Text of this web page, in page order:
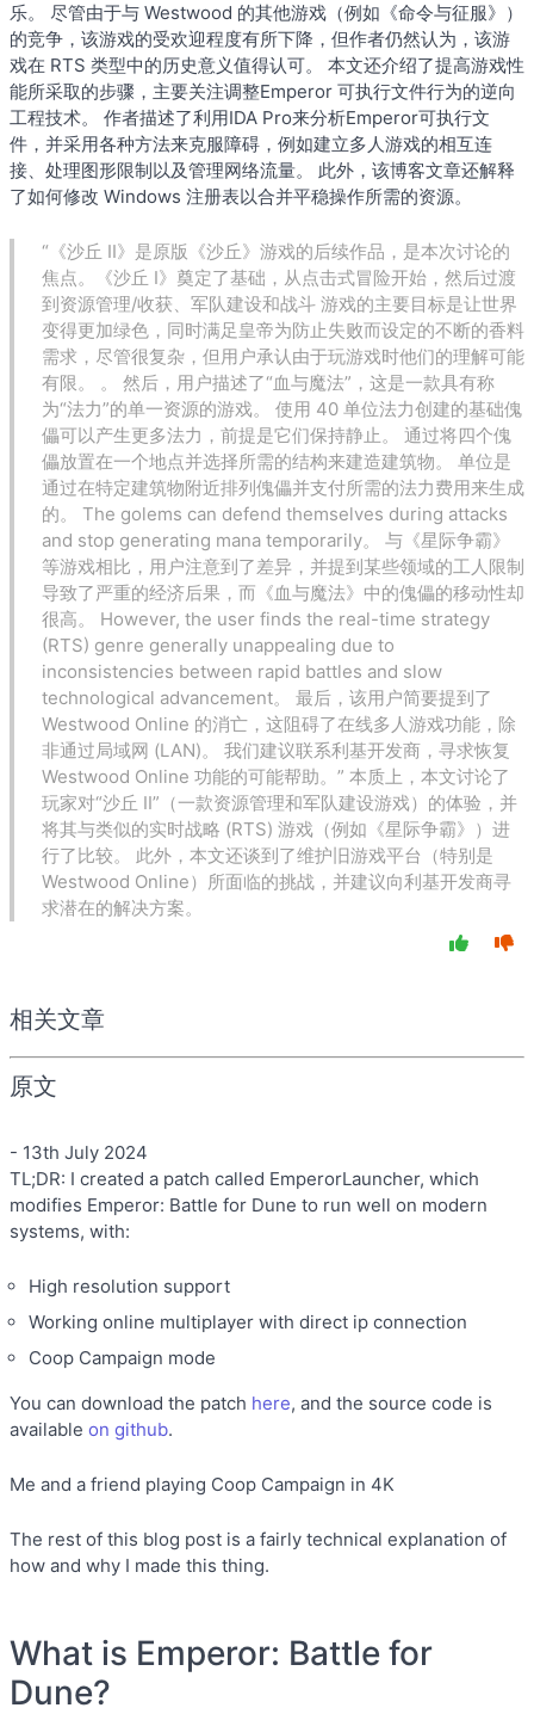
乐。 尽管由于与 Westwood 的其他游戏（例如《命令与征服》）
的竞争，该游戏的受欢迎程度有所下降，但作者仍然认为，该游
戏在 RTS 类型中的历史意义值得认可。 本文还介绍了提高游戏性
能所采取的步骤，主要关注调整Emperor 可执行文件行为的逆向
工程技术。 作者描述了利用IDA Pro来分析Emperor可执行文
件，并采用各种方法来克服障碍，例如建立多人游戏的相互连
接、处理图形限制以及管理网络流量。 此外，该博客文章还解释
了如何修改 Windows 注册表以合并平稳操作所需的资源。
“《沙丘 II》是原版《沙丘》游戏的后续作品，是本次讨论的
焦点。《沙丘 I》奠定了基础，从点击式冒险开始，然后过渡
到资源管理/收获、军队建设和战斗 游戏的主要目标是让世界
变得更加绿色，同时满足皇帝为防止失败而设定的不断的香料
需求，尽管很复杂，但用户承认由于玩游戏时他们的理解可能
有限。 。 然后，用户描述了“血与魔法”，这是一款具有称
为“法力”的单一资源的游戏。 使用 40 单位法力创建的基础傀
儡可以产生更多法力，前提是它们保持静止。 通过将四个傀
儡放置在一个地点并选择所需的结构来建造建筑物。 单位是
通过在特定建筑物附近排列傀儡并支付所需的法力费用来生成
的。 The golems can defend themselves during attacks
and stop generating mana temporarily。 与《星际争霸》
等游戏相比，用户注意到了差异，并提到某些领域的工人限制
导致了严重的经济后果，而《血与魔法》中的傀儡的移动性却
很高。 However, the user finds the real-time strategy
(RTS) genre generally unappealing due to
inconsistencies between rapid battles and slow
technological advancement。 最后，该用户简要提到了
Westwood Online 的消亡，这阻碍了在线多人游戏功能，除
非通过局域网 (LAN)。 我们建议联系利基开发商，寻求恢复
Westwood Online 功能的可能帮助。” 本质上，本文讨论了
玩家对“沙丘 II”（一款资源管理和军队建设游戏）的体验，并
将其与类似的实时战略 (RTS) 游戏（例如《星际争霸》）进
行了比较。 此外，本文还谈到了维护旧游戏平台（特别是
Westwood Online）所面临的挑战，并建议向利基开发商寻
求潜在的解决方案。
相关文章
原文
- 13th July 2024
TL;DR: I created a patch called EmperorLauncher, which
modifies Emperor: Battle for Dune to run well on modern
systems, with:
High resolution support
Working online multiplayer with direct ip connection
Coop Campaign mode
You can download the patch here, and the source code is
available on github.
Me and a friend playing Coop Campaign in 4K
The rest of this blog post is a fairly technical explanation of
how and why I made this thing.
What is Emperor: Battle for
Dune?